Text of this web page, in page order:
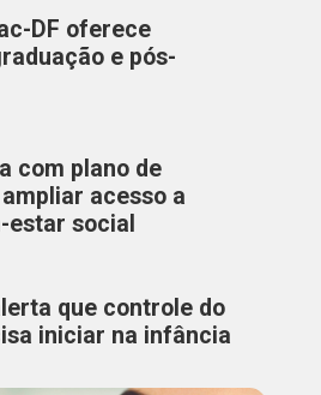
DF oferece
e pós-
com plano de
acesso a
social
que controle do
iniciar na infância